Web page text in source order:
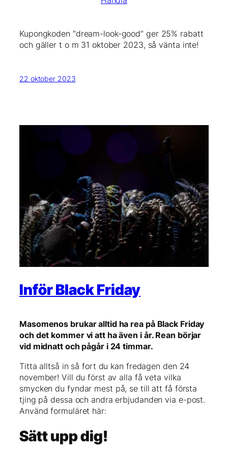
Kupongkoden “dream-look-good” ger 25% rabatt
och gäller t o m 31 oktober 2023, så vänta inte!
22 oktober 2023
Inför Black Friday
Masomenos brukar alltid ha rea på Black Friday
och det kommer vi att ha även i år. Rean börjar
vid midnatt och pågår i 24 timmar.
Titta alltså in så fort du kan fredagen den 24
november! Vill du först av alla få veta vilka
smycken du fyndar mest på, se till att få första
tjing på dessa och andra erbjudanden via e-post.
Använd formuläret här:
Sätt upp dig!